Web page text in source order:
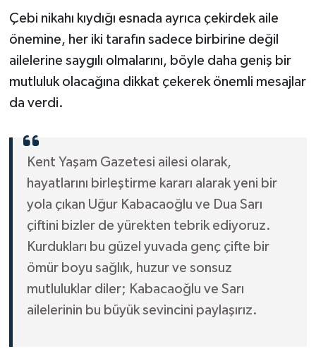
Çebi nikahı kıydığı esnada ayrıca çekirdek aile
önemine, her iki tarafın sadece birbirine değil
ailelerine saygılı olmalarını, böyle daha geniş bir
mutluluk olacağına dikkat çekerek önemli mesajlar
da verdi.
Kent Yaşam Gazetesi ailesi olarak,
hayatlarını birleştirme kararı alarak yeni bir
yola çıkan Uğur Kabacaoğlu ve Dua Sarı
çiftini bizler de yürekten tebrik ediyoruz.
Kurdukları bu güzel yuvada genç çifte bir
ömür boyu sağlık, huzur ve sonsuz
mutluluklar diler; Kabacaoğlu ve Sarı
ailelerinin bu büyük sevincini paylaşırız.